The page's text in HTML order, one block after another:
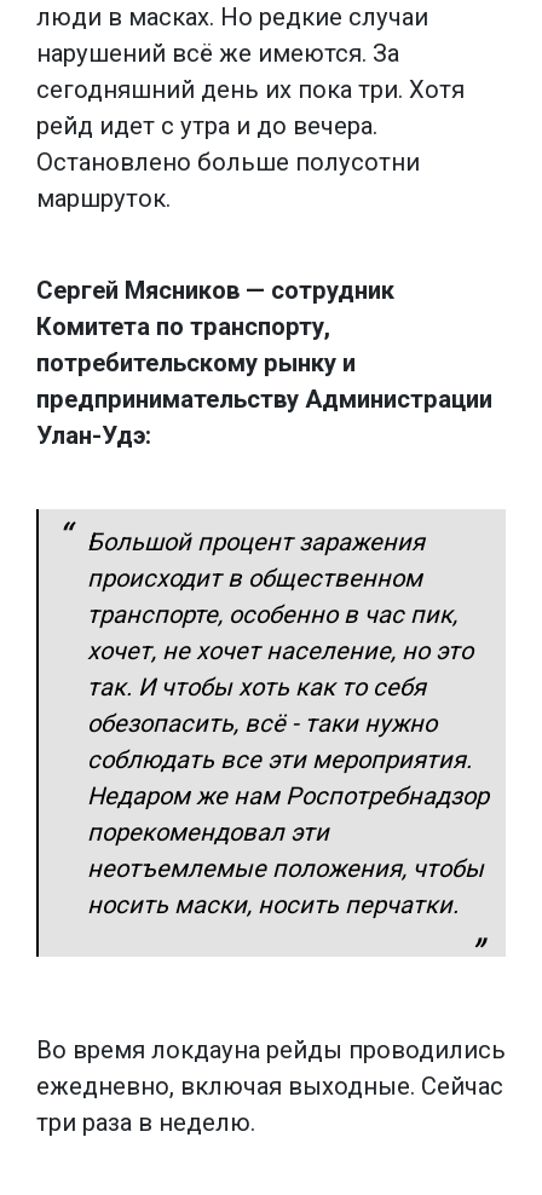
люди в масках. Но редкие случаи
нарушений всё же имеются. За
сегодняшний день их пока три. Хотя
рейд идет с утра и до вечера.
Остановлено больше полусотни
маршруток.
Сергей Мясников — сотрудник
Комитета по транспорту,
потребительскому рынку и
предпринимательству Администрации
Улан-Удэ:
Большой процент заражения
происходит в общественном
транспорте, особенно в час пик,
хочет, не хочет население, но это
так. И чтобы хоть как то себя
обезопасить, всё - таки нужно
соблюдать все эти мероприятия.
Недаром же нам Роспотребнадзор
порекомендовал эти
неотъемлемые положения, чтобы
носить маски, носить перчатки.
Во время локдауна рейды проводились
ежедневно, включая выходные. Сейчас
три раза в неделю.